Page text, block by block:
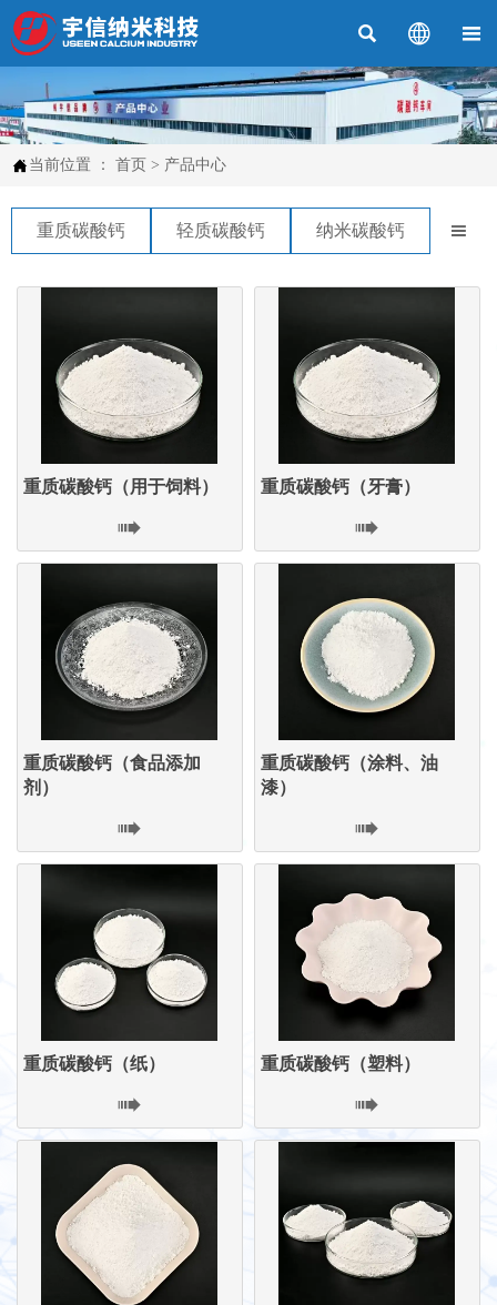
  
 当前位置 ： 首页 > 产品中心
重质碳酸钙 轻质碳酸钙 纳米碳酸钙 
重质碳酸钙（用于饲料）

重质碳酸钙（牙膏）

重质碳酸钙（食品添加
剂）

重质碳酸钙（涂料、油
漆）

重质碳酸钙（纸）

重质碳酸钙（塑料）
